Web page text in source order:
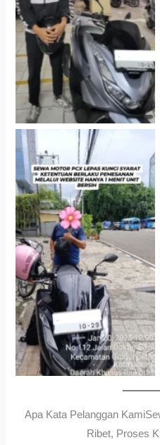
Jakarta Selatan
Antar Jemput Kendaraan
Apa Kata Pelanggan
Ribet, Proses